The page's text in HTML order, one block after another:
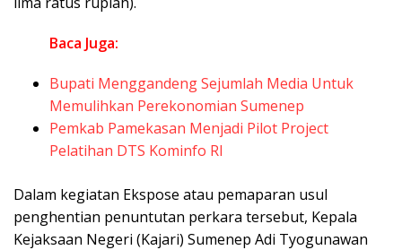
Baca Juga:
Bupati Menggandeng Sejumlah Media Untuk
Memulihkan Perekonomian Sumenep
Pemkab Pamekasan Menjadi Pilot Project
Pelatihan DTS Kominfo RI
Dalam kegiatan Ekspose atau pemaparan usul
penghentian penuntutan perkara tersebut, Kepala
Kejaksaan Negeri (Kajari) Sumenep Adi Tyogunawan